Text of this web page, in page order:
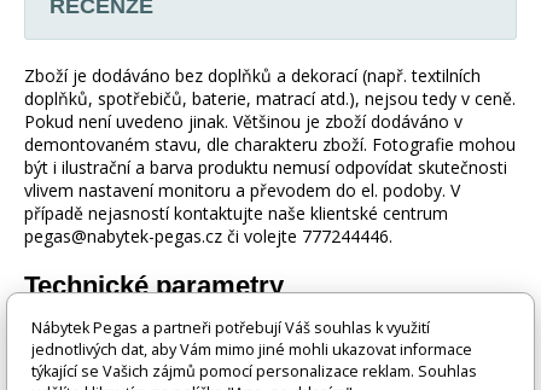
RECENZE
Zboží je dodáváno bez doplňků a dekorací (např. textilních
doplňků, spotřebičů, baterie, matrací atd.), nejsou tedy v ceně.
Pokud není uvedeno jinak. Většinou je zboží dodáváno v
demontovaném stavu, dle charakteru zboží. Fotografie mohou
být i ilustrační a barva produktu nemusí odpovídat skutečnosti
vlivem nastavení monitoru a převodem do el. podoby. V
případě nejasností kontaktujte naše klientské centrum
pegas@nabytek-pegas.cz či volejte 777244446.
Technické parametry
Hmotnost bez obalu 0
Nábytek Pegas a partneři potřebují Váš souhlas k využití
jednotlivých dat, aby Vám mimo jiné mohli ukazovat informace
týkající se Vašich zájmů pomocí personalizace reklam. Souhlas